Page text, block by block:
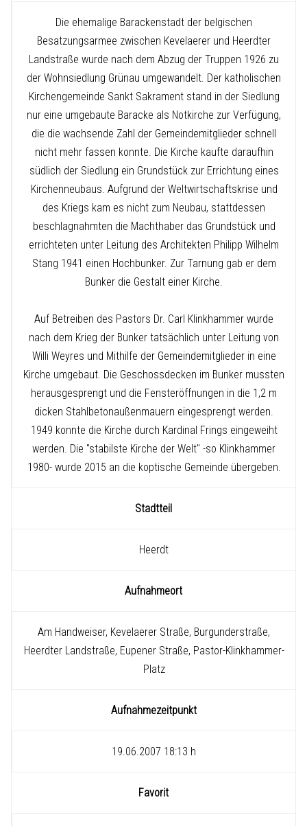
Die ehemalige Barackenstadt der belgischen
Besatzungsarmee zwischen Kevelaerer und Heerdter
Landstraße wurde nach dem Abzug der Truppen 1926 zu
der Wohnsiedlung Grünau umgewandelt. Der katholischen
Kirchengemeinde Sankt Sakrament stand in der Siedlung
nur eine umgebaute Baracke als Notkirche zur Verfügung,
die die wachsende Zahl der Gemeindemitglieder schnell
nicht mehr fassen konnte. Die Kirche kaufte daraufhin
südlich der Siedlung ein Grundstück zur Errichtung eines
Kirchenneubaus. Aufgrund der Weltwirtschaftskrise und
des Kriegs kam es nicht zum Neubau, stattdessen
beschlagnahmten die Machthaber das Grundstück und
errichteten unter Leitung des Architekten Philipp Wilhelm
Stang 1941 einen Hochbunker. Zur Tarnung gab er dem
Bunker die Gestalt einer Kirche.
Auf Betreiben des Pastors Dr. Carl Klinkhammer wurde
nach dem Krieg der Bunker tatsächlich unter Leitung von
Willi Weyres und Mithilfe der Gemeindemitglieder in eine
Kirche umgebaut. Die Geschossdecken im Bunker mussten
herausgesprengt und die Fensteröffnungen in die 1,2 m
dicken Stahlbetonaußenmauern eingesprengt werden.
1949 konnte die Kirche durch Kardinal Frings eingeweiht
werden. Die "stabilste Kirche der Welt" -so Klinkhammer
1980- wurde 2015 an die koptische Gemeinde übergeben.
Stadtteil
Heerdt
Aufnahmeort
Am Handweiser, Kevelaerer Straße, Burgunderstraße,
Heerdter Landstraße, Eupener Straße, Pastor-Klinkhammer-
Platz
Aufnahmezeitpunkt
19.06.2007 18:13 h
Favorit